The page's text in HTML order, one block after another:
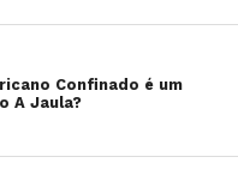
Confinado é um
A Jaula?